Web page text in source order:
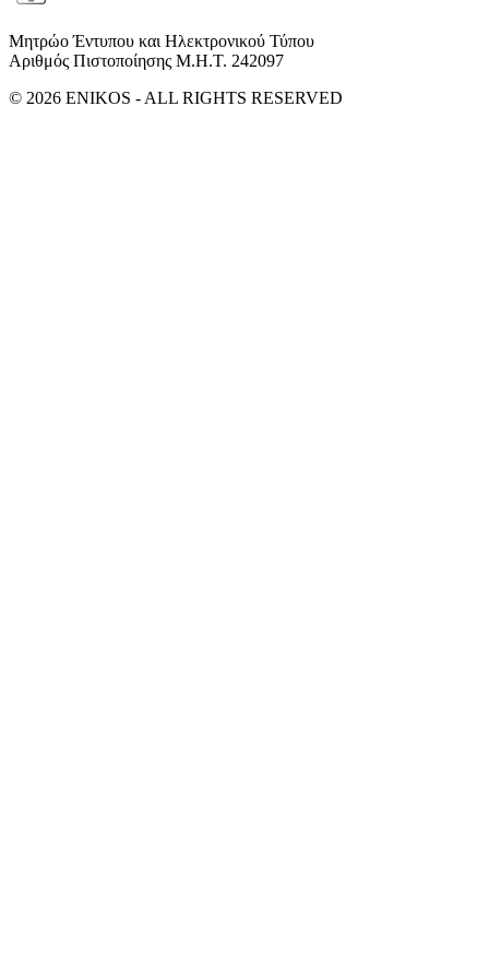
Μητρώο Έντυπου και Ηλεκτρονικού Τύπου
Αριθμός Πιστοποίησης Μ.Η.Τ. 242097
© 2026 ENIKOS - ALL RIGHTS RESERVED